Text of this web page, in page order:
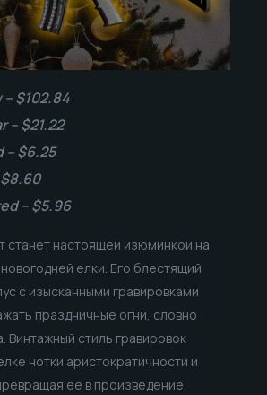
$102.84
– $21.22
– $6.25
– $5.96
станет настоящей изюминкой на
елки. Его блестящий
с изысканными гравировками
праздничные огни, словно
Винтажный стиль гравировок
нотки аристократичности и
ее в произведение